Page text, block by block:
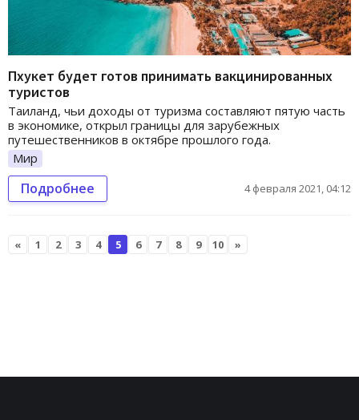
Пхукет будет готов принимать вакцинированных
туристов
Таиланд, чьи доходы от туризма составляют пятую часть
в экономике, открыл границы для зарубежных
путешественников в октябре прошлого года.
Мир
Подробнее 4 февраля 2021, 04:12
« 1 2 3 4 5 6 7 8 9 10 »